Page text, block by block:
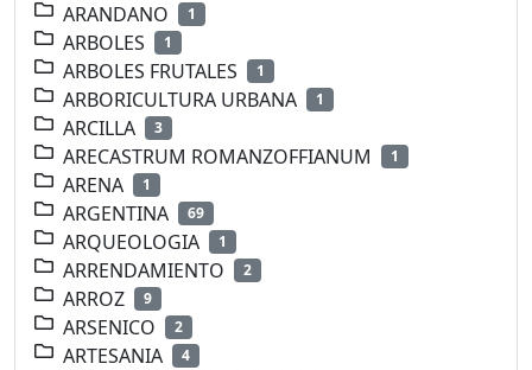
ARANDANO 1
ARBOLES 1
ARBOLES FRUTALES 1
ARBORICULTURA URBANA 1
ARCILLA 3
ARECASTRUM ROMANZOFFIANUM 1
ARENA 1
ARGENTINA 69
ARQUEOLOGIA 1
ARRENDAMIENTO 2
ARROZ 9
ARSENICO 2
ARTESANIA 4